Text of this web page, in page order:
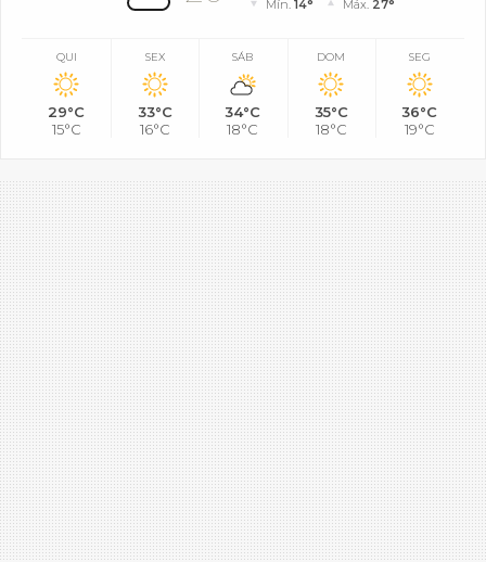
Mín.14° Máx. 27°
QUI
29°C
15°C
SEX
33°C
16°C
SÁB
34°C
18°C
DOM
35°C
18°C
SEG
36°C
19°C